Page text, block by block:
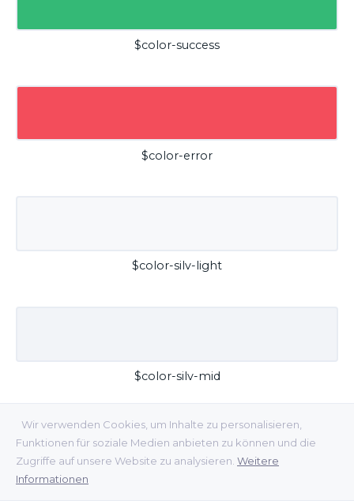
Wir verwenden Cookies, um Inhalte zu personalisieren,
Funktionen für soziale Medien anbieten zu können und die
Zugriffe auf unsere Website zu analysieren. Weitere
Informationen
$color-success
$color-error
$color-silv-light
$color-silv-mid